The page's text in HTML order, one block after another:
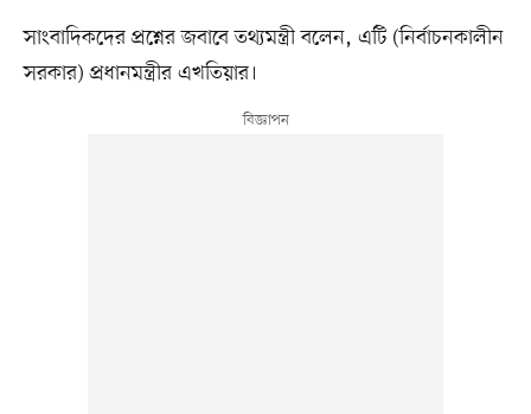
সাংবাদিকদের প্রশ্নের জবাবে তথ্যমন্ত্রী বলেন, এটি (নির্বাচনকালীন
সরকার) প্রধানমন্ত্রীর এখতিয়ার।